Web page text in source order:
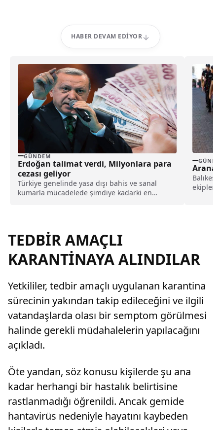
HABER DEVAM EDIYOR
GÜNDEM
Erdoğan talimat verdi, Milyonlara para
cezası geliyor
Türkiye genelinde yasa dışı bahis ve sanal
kumarla mücadelede şimdiye kadarki en
mercek altına alındı.
ekipler
TEDBİR AMAÇLI
KARANTİNAYA ALINDILAR
Yetkililer, tedbir amaçlı uygulanan karantina
sürecinin yakından takip edileceğini ve ilgili
vatandaşlarda olası bir semptom görülmesi
halinde gerekli müdahalelerin yapılacağını
açıkladı.
Öte yandan, söz konusu kişilerde şu ana
kadar herhangi bir hastalık belirtisine
rastlanmadığı öğrenildi. Ancak gemide
hantavirüs nedeniyle hayatını kaybeden